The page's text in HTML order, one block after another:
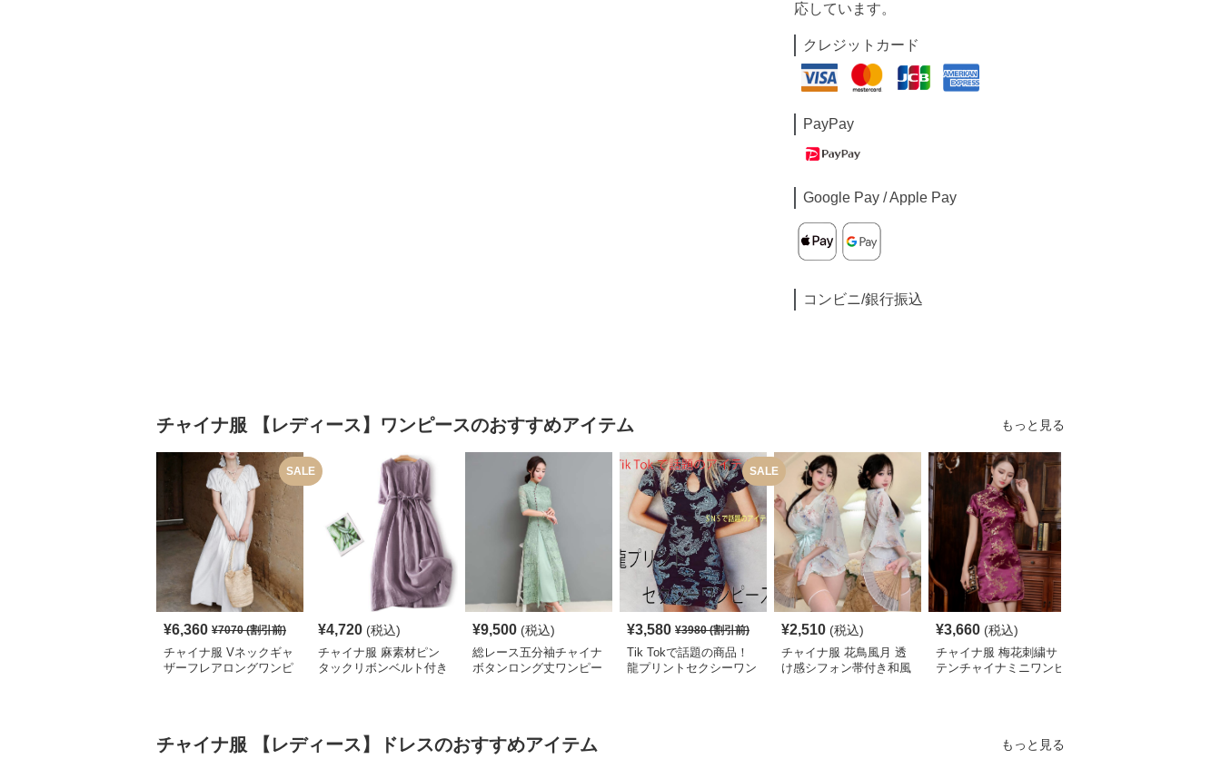
応しています。
クレジットカード
PayPay
Google Pay / Apple Pay
コンビニ/銀行振込
チャイナ服 【レディース】ワンピースのおすすめアイテム もっと見る
SALE
¥6,360 ¥7070(割引前)
チャイナ服 Vネックギャ
ザーフレアロングワンピ
¥4,720 (税込)
チャイナ服 麻素材ピン
タックリボンベルト付き
¥9,500 (税込)
総レース五分袖チャイナ
ボタンロング丈ワンピー
SALE
¥3,580 ¥3980(割引前)
Tik Tokで話題の商品！
龍プリントセクシーワン
¥2,510 (税込)
チャイナ服 花鳥風月 透
け感シフォン帯付き和風
¥3,660 (税込)
チャイナ服 梅花刺繍サ
テンチャイナミニワンピ
チャイナ服 【レディース】ドレスのおすすめアイテム もっと見る